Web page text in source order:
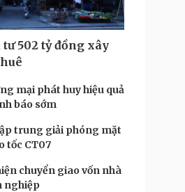
Sành điệu
Tin Công nghệ
Trải nghiệm
Chuyển đổi số
Podcast
Đọc truyện đêm khuya
Cửa sổ tình yêu
Hạt giống tâm hồn
502 tỷ đồng xây
mại phát huy hiệu quả
báo sớm
trung giải phóng mặt
tốc CT07
chuyển giao vốn nhà
nghiệp